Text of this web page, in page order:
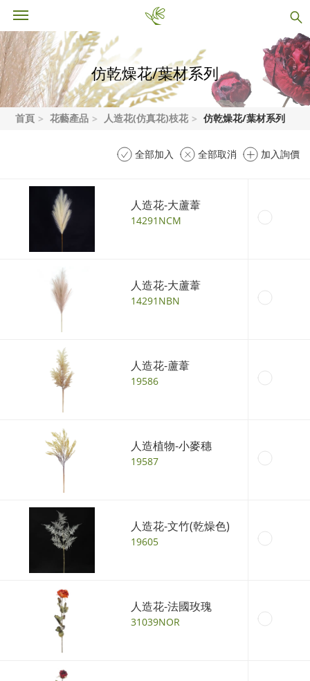
仿乾燥花/葉材系列
首頁 花藝產品 人造花(仿真花)枝花 仿乾燥花/葉材系列
全部加入 全部取消 加入詢價
人造花-大蘆葦
14291NCM
人造花-大蘆葦
14291NBN
人造花-蘆葦
19586
人造植物-小麥穗
19587
人造花-文竹(乾燥色)
19605
人造花-法國玫瑰
31039NOR